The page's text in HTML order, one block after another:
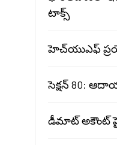
టాక్స్
హెచ్‍యుఎఫ్
సెక్షన్ 80:
డీమాట్ అకౌంట్